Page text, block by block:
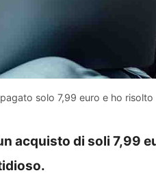
solo 7,99 euro e ho
acquisto di soli 7,99